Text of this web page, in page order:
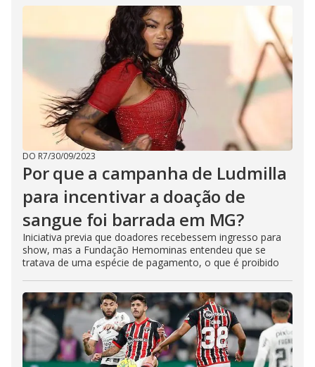
DO R7/30/09/2023
Por que a campanha de Ludmilla
para incentivar a doação de
sangue foi barrada em MG?
Iniciativa previa que doadores recebessem ingresso para
show, mas a Fundação Hemominas entendeu que se
tratava de uma espécie de pagamento, o que é proibido